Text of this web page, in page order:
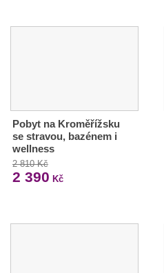
Pobyt na Kroměřížsku
se stravou, bazénem i
wellness
2 810 Kč
2 390 Kč